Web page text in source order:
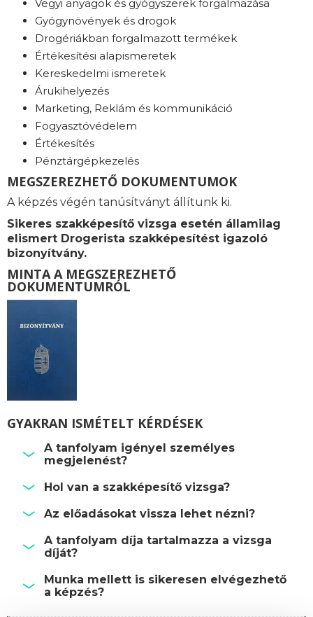
Vegyi anyagok és gyógyszerek forgalmazása
Gyógynövények és drogok
Drogériákban forgalmazott termékek
Értékesítési alapismeretek
Kereskedelmi ismeretek
Árukihelyezés
Marketing, Reklám és kommunikáció
Fogyasztóvédelem
Értékesítés
Pénztárgépkezelés
MEGSZEREZHETŐ DOKUMENTUMOK
A képzés végén tanúsítványt állítunk ki.
Sikeres szakképesítő vizsga esetén államilag
elismert Drogerista szakképesítést igazoló
bizonyítvány.
MINTA A MEGSZEREZHETŐ
DOKUMENTUMRÓL
GYAKRAN ISMÉTELT KÉRDÉSEK
A tanfolyam igényel személyes
megjelenést?
Hol van a szakképesítő vizsga?
Az előadásokat vissza lehet nézni?
A tanfolyam díja tartalmazza a vizsga
díját?
Munka mellett is sikeresen elvégezhető
a képzés?